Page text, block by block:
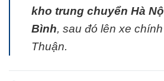
kho trung chuyển Hà
Bình, sau đó lên xe
Thuận.